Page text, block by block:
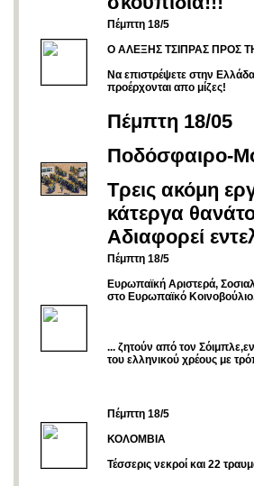
Πέμπτη 18/5
Ο ΑΛΕΞΗΣ ΤΣΙΠΡΑΣ ΠΡΟΣ
Nα επιστρέψετε στην
προέρχονται απο μίζες!
Πέμπτη 18/05
Ποδόσφαιρο-
Τρεις ακόμη
κάτεργα
Aδιαφορεί
Πέμπτη 18/5
Ευρωπαϊκή Αριστερά,
στο Ευρωπαϊκό
... ζητούν από τον
του ελληνικού χρέους με
Πέμπτη 18/5
ΚΟΛΟΜΒΙΑ
Τέσσερις νεκροί και 22